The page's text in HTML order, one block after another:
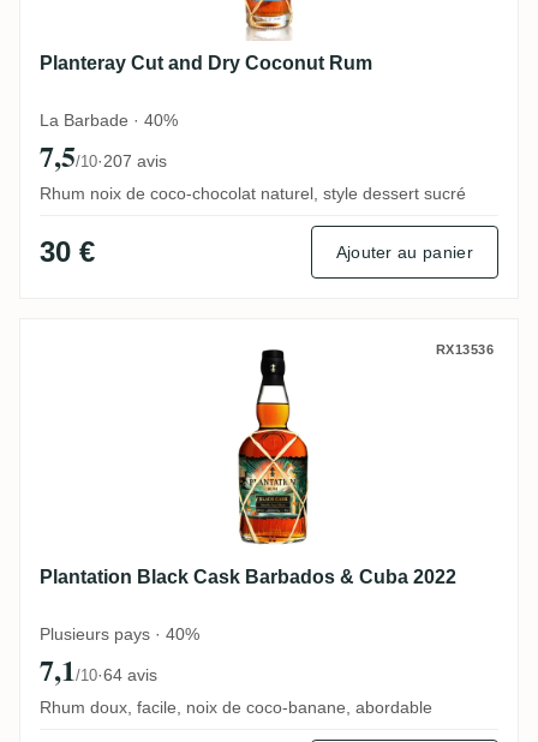
Planteray Cut and Dry Coconut Rum
La Barbade · 40%
7,5/10·207 avis
Rhum noix de coco-chocolat naturel, style dessert sucré
30 € Ajouter au panier
Plantation Black Cask Barbados & Cuba
RX13536
Plantation Black Cask Barbados & Cuba 2022
Plusieurs pays · 40%
7,1/10·64 avis
Rhum doux, facile, noix de coco-banane, abordable